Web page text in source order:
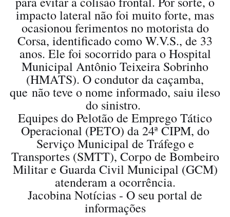
impacto lateral não foi muito forte, mas
ocasionou ferimentos no motorista do
Corsa, identificado como W.V.S., de 33
anos. Ele foi socorrido para o Hospital
Municipal Antônio Teixeira Sobrinho
(HMATS). O condutor da caçamba,
que não teve o nome informado, saiu ileso
do sinistro.
Equipes do Pelotão de Emprego Tático
Operacional (PETO) da 24ª CIPM, do
Serviço Municipal de Tráfego e
Transportes (SMTT), Corpo de Bombeiro
Militar e Guarda Civil Municipal (GCM)
atenderam a ocorrência.
Jacobina Notícias - O seu portal de
informações